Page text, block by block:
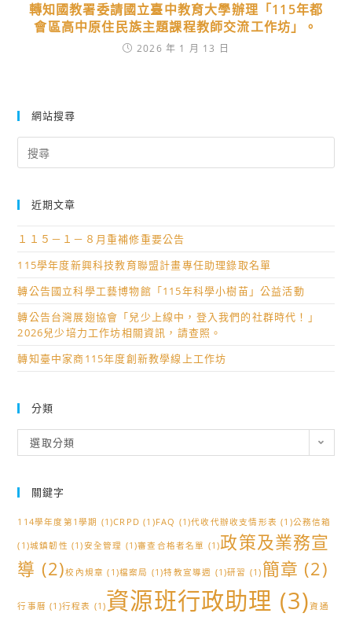
轉知國教署委請國立臺中教育大學辦理「115年都
會區高中原住民族主題課程教師交流工作坊」。
2026 年 1 月 13 日
網站搜尋
for:
近期文章
１１５－１－８月重補修重要公告
115學年度新興科技教育聯盟計畫專任助理錄取名單
轉公告國立科學工藝博物館「115年科學小樹苗」公益活動
轉公告台灣展翅協會「兒少上線中，登入我們的社群時代！」
2026兒少培力工作坊相關資訊，請查照。
轉知臺中家商115年度創新教學線上工作坊
分類
類
選取分類
關鍵字
114學年度第1學期 (1)CRPD (1)FAQ (1)代收代辦收支情形表 (1)公務信箱
(1)城鎮韌性 (1)安全管理 (1)審查合格者名單 (1)政策及業務宣
導 (2)校內規章 (1)檔案局 (1)特教宣導週 (1)研習 (1) 簡章 (2)
行事曆 (1)行程表 (1)資源班行政助理 (3)資通